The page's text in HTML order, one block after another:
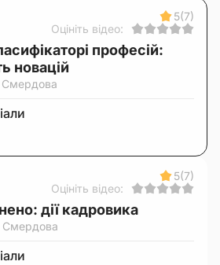
5(7)
Оцініть відео:
професій:
новацій
5(7)
Оцініть відео:
дії кадровика